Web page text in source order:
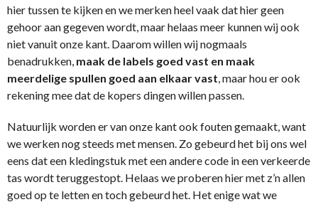
hier tussen te kijken en we merken heel vaak dat hier geen
gehoor aan gegeven wordt, maar helaas meer kunnen wij ook
niet vanuit onze kant. Daarom willen wij nogmaals
benadrukken, maak de labels goed vast en maak
meerdelige spullen goed aan elkaar vast, maar hou er ook
rekening mee dat de kopers dingen willen passen.
Natuurlijk worden er van onze kant ook fouten gemaakt, want
we werken nog steeds met mensen. Zo gebeurd het bij ons wel
eens dat een kledingstuk met een andere code in een verkeerde
tas wordt teruggestopt. Helaas we proberen hier met z’n allen
goed op te letten en toch gebeurd het. Het enige wat we